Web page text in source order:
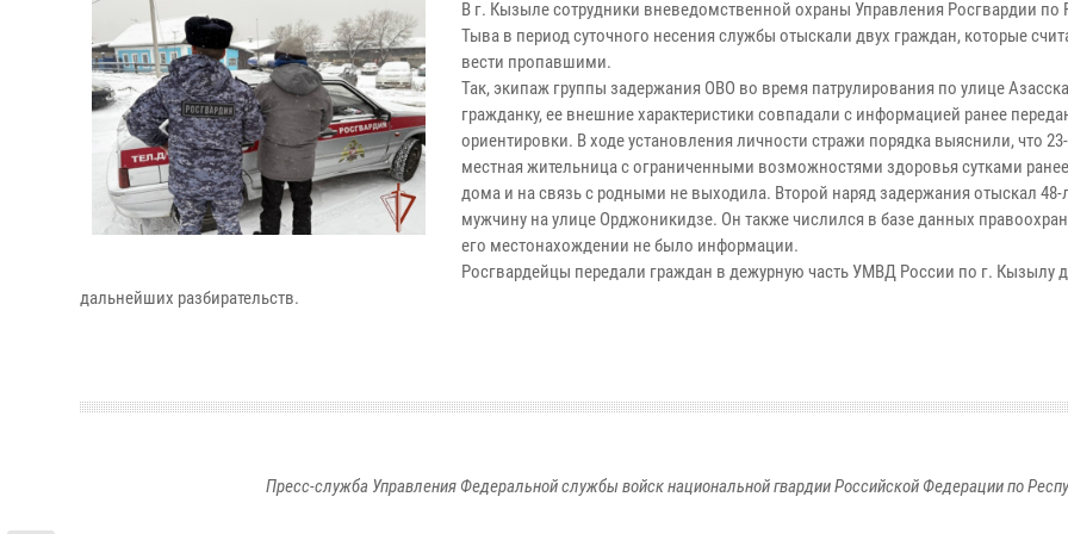
В г. Кызыле сотрудники вневедомственной охраны Управления Росгвардии по
Тыва в период суточного несения службы отыскали двух граждан, которые
вести пропавшими.
Так, экипаж группы задержания ОВО во время патрулирования по улице
гражданку, ее внешние характеристики совпадали с информацией ранее
ориентировки. В ходе установления личности стражи порядка выяснили, что
местная жительница с ограниченными возможностями здоровья сутками
дома и на связь с родными не выходила. Второй наряд задержания отыскал 48-
мужчину на улице Орджоникидзе. Он также числился в базе данных
его местонахождении не было информации.
Росгвардейцы передали граждан в дежурную часть УМВД России по г. Кызылу
дальнейших разбирательств.
Пресс-служба Управления Федеральной службы войск национальной гвардии Российской Федерации по